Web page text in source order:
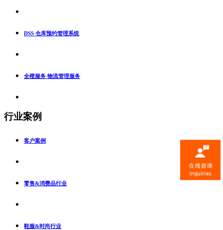
DSS 仓库预约管理系统
全橙服务 物流管理服务
行业案例
客户案例
零售&消费品行业
鞋服&时尚行业